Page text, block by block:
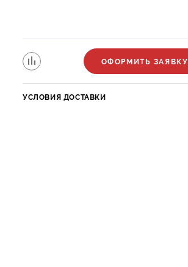
ОФОРМИТЬ ЗАЯВКУ
УСЛОВИЯ ДОСТАВКИ